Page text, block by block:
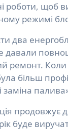
роботи, щоб
режимі
два
давали
ремонт.
більш
заміна
продовжує
буде